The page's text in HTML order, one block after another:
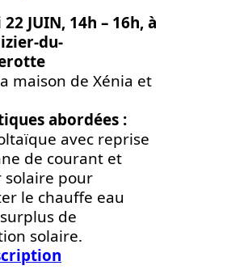
JUIN, 14h – 16h, à
du-
maison de Xénia et
abordées :
avec reprise
de courant et
pour
le chauffe eau
de
solaire.